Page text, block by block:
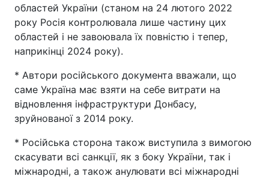
областей України (станом на 24 лютого 2022
року Росія контролювала лише частину цих
областей і не завоювала їх повністю і тепер,
наприкінці 2024 року).
* Автори російського документа вважали, що
саме Україна має взяти на себе витрати на
відновлення інфраструктури Донбасу,
зруйнованої з 2014 року.
* Російська сторона також виступила з вимогою
скасувати всі санкції, як з боку України, так і
міжнародні, а також анулювати всі міжнародні